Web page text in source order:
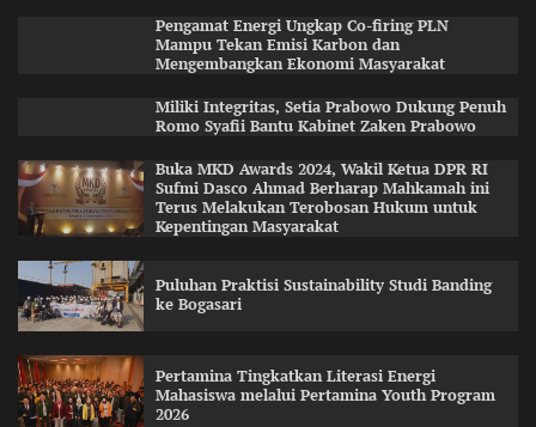
Pengamat Energi Ungkap Co-firing PLN
Mampu Tekan Emisi Karbon dan
Mengembangkan Ekonomi Masyarakat
Miliki Integritas, Setia Prabowo Dukung Penuh
Romo Syafii Bantu Kabinet Zaken Prabowo
Buka MKD Awards 2024, Wakil Ketua DPR RI
Sufmi Dasco Ahmad Berharap Mahkamah ini
Terus Melakukan Terobosan Hukum untuk
Kepentingan Masyarakat
Puluhan Praktisi Sustainability Studi Banding
ke Bogasari
Pertamina Tingkatkan Literasi Energi
Mahasiswa melalui Pertamina Youth Program
2026